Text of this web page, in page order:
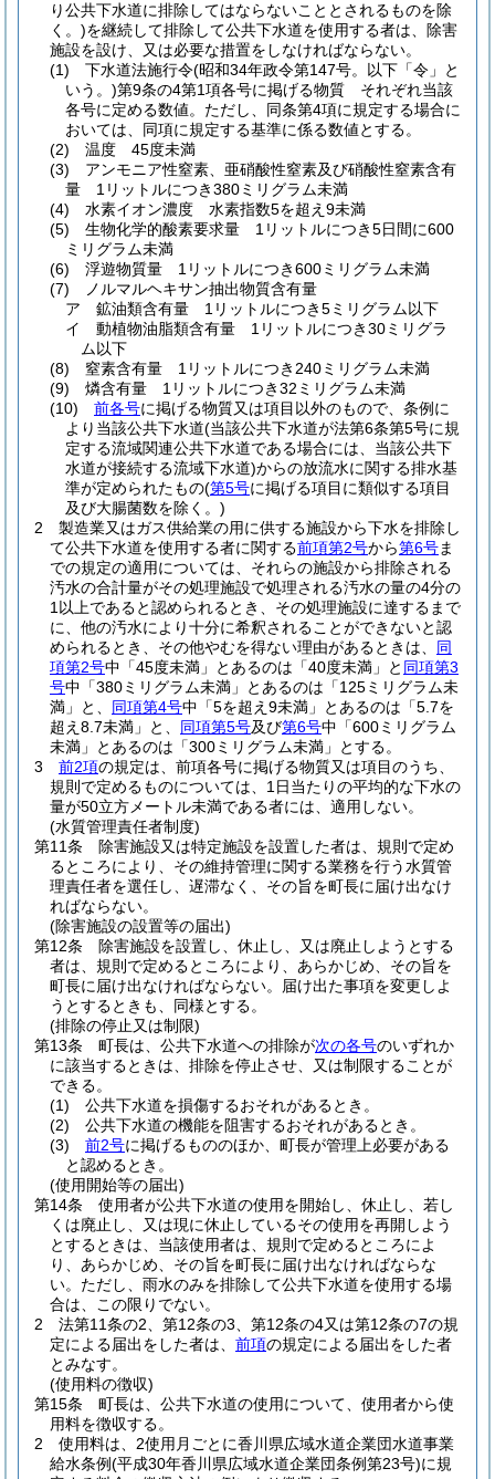
り公共下水道に排除してはならないこととされるものを除
く。)を継続して排除して公共下水道を使用する者は、除害
施設を設け、又は必要な措置をしなければならない。
(1)
下水道法施行令(昭和34年政令第147号。以下「令」と
いう。)第9条の4第1項各号に掲げる物質 それぞれ当該
各号に定める数値。 ただし、同条第4項に規定する場合に
おいては、同項に規定する基準に係る数値とする。
(2)
温度 45度未満
(3)
アンモニア性窒素、亜硝酸性窒素及び硝酸性窒素含有
量 1リットルにつき380ミリグラム未満
(4)
水素イオン濃度 水素指数5を超え9未満
(5)
生物化学的酸素要求量 1リットルにつき5日間に600
ミリグラム未満
(6)
浮遊物質量 1リットルにつき600ミリグラム未満
(7)
ノルマルヘキサン抽出物質含有量
ア
鉱油類含有量 1リットルにつき5ミリグラム以下
イ
動植物油脂類含有量 1リットルにつき30ミリグラ
ム以下
(8)
窒素含有量 1リットルにつき240ミリグラム未満
(9)
燐含有量 1リットルにつき32ミリグラム未満
(10)
前各号に掲げる物質又は項目以外のもので、条例に
より当該公共下水道(当該公共下水道が法第6条第5号に規
定する流域関連公共下水道である場合には、当該公共下
水道が接続する流域下水道)からの放流水に関する排水基
準が定められたもの(第5号に掲げる項目に類似する項目
及び大腸菌数を除く。)
2
製造業又はガス供給業の用に供する施設から下水を排除し
て公共下水道を使用する者に関する前項第2号から第6号ま
での規定の適用については、それらの施設から排除される
汚水の合計量がその処理施設で処理される汚水の量の4分の
1以上であると認められるとき、その処理施設に達するまで
に、他の汚水により十分に希釈されることができないと認
められるとき、その他やむを得ない理由があるときは、 同
項第2号中「45度未満」とあるのは「40度未満」と 同項第3
号中「380ミリグラム未満」とあるのは「125ミリグラム未
満」と、 同項第4号中「5を超え9未満」とあるのは「5.7を
超え8.7未満」と、 同項第5号及び第6号中「600ミリグラム
未満」とあるのは「300ミリグラム未満」とする。
3
前2項の規定は、前項各号に掲げる物質又は項目のうち、
規則で定めるものについては、1日当たりの平均的な下水の
量が50立方メートル未満である者には、適用しない。
(水質管理責任者制度)
第11条
除害施設又は特定施設を設置した者は、規則で定め
るところにより、その維持管理に関する業務を行う水質管
理責任者を選任し、遅滞なく、その旨を町長に届け出なけ
ればならない。
(除害施設の設置等の届出)
第12条
除害施設を設置し、休止し、又は廃止しようとする
者は、規則で定めるところにより、あらかじめ、その旨を
町長に届け出なければならない。
届け出た事項を変更しよ
うとするときも、同様とする。
(排除の停止又は制限)
第13条
町長は、公共下水道への排除が次の各号のいずれか
に該当するときは、排除を停止させ、又は制限することが
できる。
(1)
公共下水道を損傷するおそれがあるとき。
(2)
公共下水道の機能を阻害するおそれがあるとき。
(3)
前2号に掲げるもののほか、町長が管理上必要がある
と認めるとき。
(使用開始等の届出)
第14条
使用者が公共下水道の使用を開始し、休止し、若し
くは廃止し、又は現に休止しているその使用を再開しよう
とするときは、当該使用者は、規則で定めるところによ
り、あらかじめ、その旨を町長に届け出なければならな
い。 ただし、雨水のみを排除して公共下水道を使用する場
合は、この限りでない。
2
法第11条の2、第12条の3、第12条の4又は第12条の7の規
定による届出をした者は、 前項の規定による届出をした者
とみなす。
(使用料の徴収)
第15条
町長は、公共下水道の使用について、使用者から使
用料を徴収する。
2
使用料は、2使用月ごとに香川県広域水道企業団水道事業
給水条例(平成30年香川県広域水道企業団条例第23号)に規